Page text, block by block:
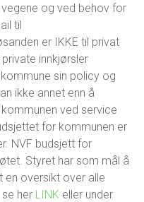
og ved behov for
til
er IKKE til privat
innkjørsler
sin policy og
ikke annet enn å
ved service
for kommunen er
NVF budsjett for
Styret har som mål å
en oversikt over alle
her LINK eller under